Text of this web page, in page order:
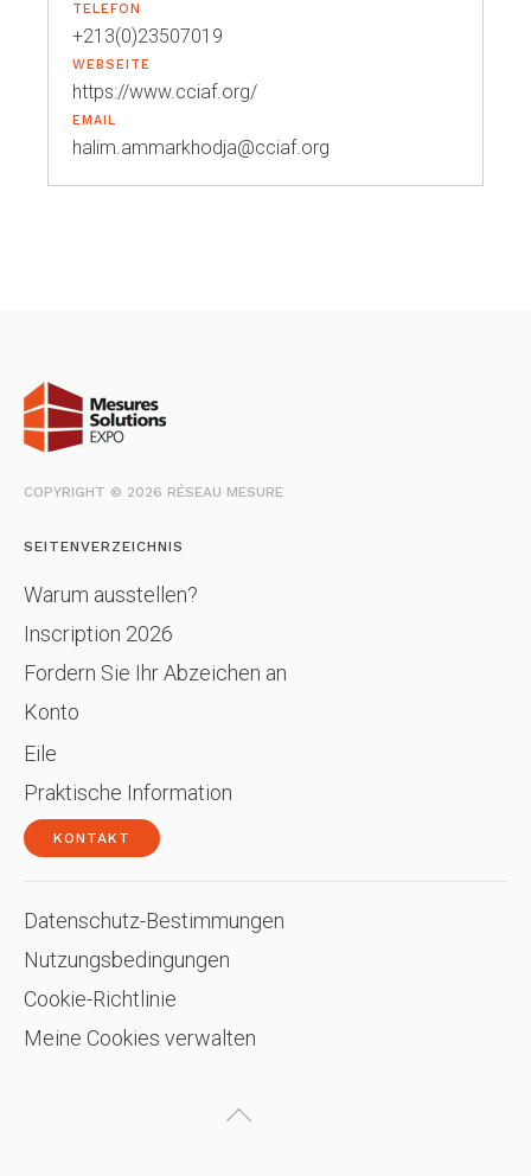
TELEFON
+213(0)23507019
WEBSEITE
https://www.cciaf.org/
EMAIL
halim.ammarkhodja@cciaf.org
COPYRIGHT © 2026 RÉSEAU MESURE
SEITENVERZEICHNIS
Warum ausstellen?
Inscription 2026
Fordern Sie Ihr Abzeichen an
Konto
Eile
Praktische Information
KONTAKT
Datenschutz-Bestimmungen
Nutzungsbedingungen
Cookie-Richtlinie
Meine Cookies verwalten